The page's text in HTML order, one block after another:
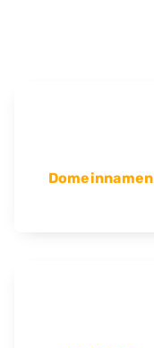
Domeinnamen